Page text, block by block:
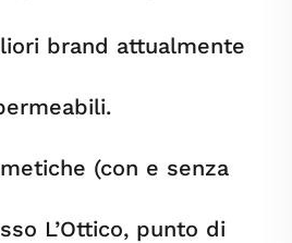
brand attualmente
(con e senza
L’Ottico, punto di